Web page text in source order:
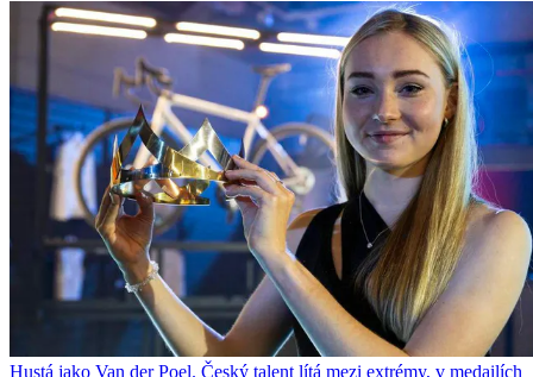
Hustá jako Van der Poel. Český talent lítá mezi extrémy, v medailích